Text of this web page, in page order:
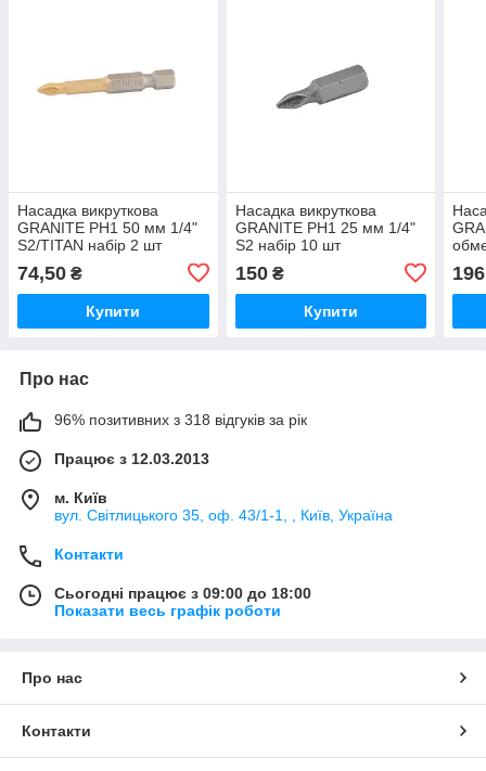
Насадка викруткова
GRANITE PH1 50 мм 1/4"
S2/TITAN набір 2 шт
74,50 ₴
Купити
Насадка викруткова
GRANITE PH1 25 мм 1/4"
S2 набір 10 шт
150₴
Купити
196
Про нас
96% позитивних з 318 відгуків за рік
Працює з 12.03.2013
м. Київ
вул. Світлицького 35, оф. 43/1-1, , Київ, Україна
Контакти
Сьогодні працює з 09:00 до 18:00
Показати весь графік роботи
Про нас
Контакти